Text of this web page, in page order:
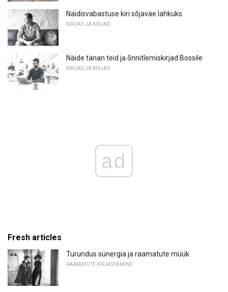
Näidisvabastuse kiri sõjaväe lahkuks
KIRJAD JA KIRJAD
Näide tänan teid ja õnnitlemiskirjad Bossile
KIRJAD JA KIRJAD
ad
Fresh articles
Turundus sünergia ja raamatute müük
RAAMATUTE KIRJASTAMINE